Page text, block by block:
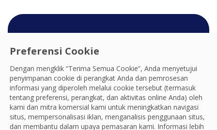
Preferensi Cookie
Dengan mengklik “Terima Semua Cookie”, Anda menyetujui
penyimpanan cookie di perangkat Anda dan pemrosesan
informasi yang diperoleh melalui cookie tersebut (termasuk
tentang preferensi, perangkat, dan aktivitas online Anda) oleh
kami dan mitra komersial kami untuk meningkatkan navigasi
situs, mempersonalisasi iklan, menganalisis penggunaan situs,
dan membantu dalam upaya pemasaran kami. Informasi lebih
Hubungi tim Katering
Anda
Kami siap memberikan pengalaman,
produktivitas, praktik, resiliensi, dan hasil
terbaik dan kami berharap dapat terhubung
dengan Anda dan tim Anda.